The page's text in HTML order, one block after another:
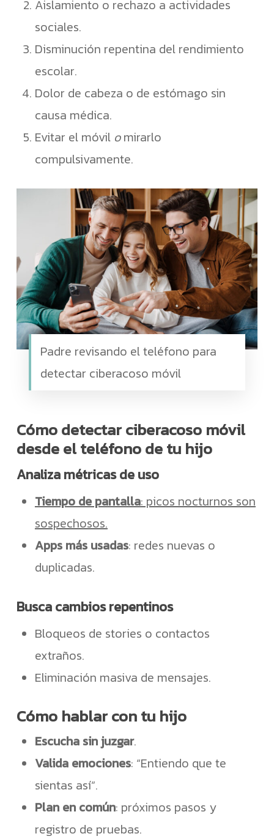
Aislamiento o rechazo a actividades
sociales.
Disminución repentina del rendimiento
escolar.
Dolor de cabeza o de estómago sin
causa médica.
Evitar el móvil omirarlo
compulsivamente.
Padre revisando el teléfono para
detectar ciberacoso móvil
Cómo detectar ciberacoso móvil
desde el teléfono de tu hijo
Analiza métricas de uso
Tiempo de pantalla: picos nocturnos son
sospechosos.
Apps más usadas: redes nuevas o
duplicadas.
Busca cambios repentinos
Bloqueos de stories o contactos
extraños.
Eliminación masiva de mensajes.
Cómo hablar con tu hijo
Escucha sin juzgar.
Valida emociones: “Entiendo que te
sientas así”.
Plan en común: próximos pasos y
registro de pruebas.